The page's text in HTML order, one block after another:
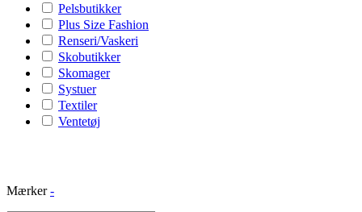
Pelsbutikker
Plus Size Fashion
Renseri/Vaskeri
Skobutikker
Skomager
Systuer
Textiler
Ventetøj
Mærker -